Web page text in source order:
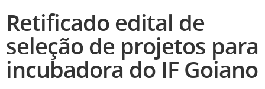
Retificado edital de
seleção de projetos para
incubadora do IF Goiano